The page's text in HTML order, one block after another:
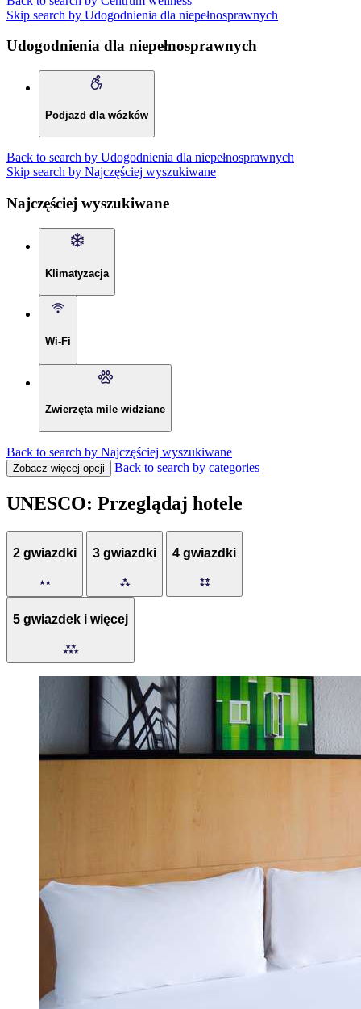
Skip search by Udogodnienia dla niepełnosprawnych
Udogodnienia dla niepełnosprawnych
Podjazd dla wózków
Back to search by Udogodnienia dla niepełnosprawnych
Skip search by Najczęściej wyszukiwane
Najczęściej wyszukiwane
Klimatyzacja
Wi-Fi
Zwierzęta mile widziane
Back to search by Najczęściej wyszukiwane
Zobacz więcej opcji Back to search by categories
UNESCO: Przeglądaj hotele
2 gwiazdki 3 gwiazdki 4 gwiazdki
5 gwiazdek i więcej